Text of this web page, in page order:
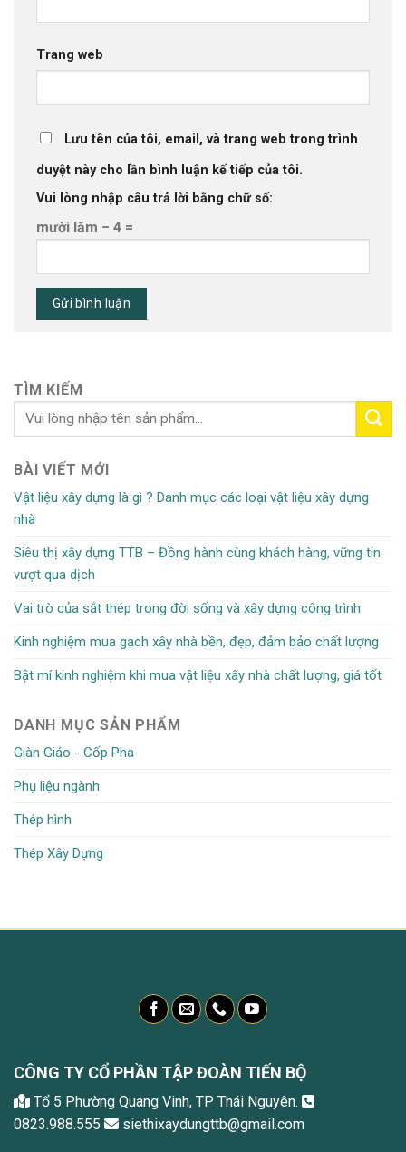
Trang web
Lưu tên của tôi, email, và trang web trong trình
duyệt này cho lần bình luận kế tiếp của tôi.
Vui lòng nhập câu trả lời bằng chữ số:
mười lăm − 4 =
TÌM KIẾM
BÀI VIẾT MỚI
Vật liệu xây dựng là gì ? Danh mục các loại vật liệu xây dựng
nhà
Siêu thị xây dựng TTB – Đồng hành cùng khách hàng, vững tin
vượt qua dịch
Vai trò của sắt thép trong đời sống và xây dựng công trình
Kinh nghiệm mua gạch xây nhà bền, đẹp, đảm bảo chất lượng
Bật mí kinh nghiệm khi mua vật liệu xây nhà chất lượng, giá tốt
DANH MỤC SẢN PHẨM
Giàn Giáo - Cốp Pha
Phụ liệu ngành
Thép hình
Thép Xây Dựng
CÔNG TY CỔ PHẦN TẬP ĐOÀN TIẾN BỘ
Tổ 5 Phường Quang Vinh, TP Thái Nguyên.
0823.988.555
siethixaydungttb@gmail.com